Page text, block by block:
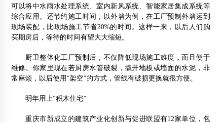
2015年7月2日
木结构房屋的特点与性能
2015年7月22日
广西大学林学院与南林大木结构建筑系交流“取经”
2015年10月27日
（ICAMEM2012)
可以将中水雨水处理系统、室内新风系统、智能家居集成系统等
综合应用。还节约施工时间，以外墙为例，在工厂预制外墙运到
现场装配，比现场施工节省20%的时间。这样一来，以后人们购
买期房后，等待的时间有望大大缩短。
厨卫整体化工厂预制后，不仅降低现场施工难度，而且便于
维修。你家里现在若厨房水管破裂，撬开地板或墙面的水泥，非
常麻烦，以后使用“架空”的方式，管线有破损更换就很方便。
明年用上“积木住宅”
重庆市新成立的建筑产业化创新与促进联盟有12家单位，包